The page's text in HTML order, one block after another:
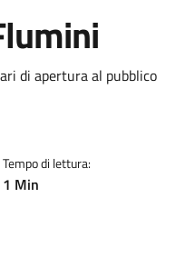
di apertura al pubblico
Tempo di lettura:
1 Min